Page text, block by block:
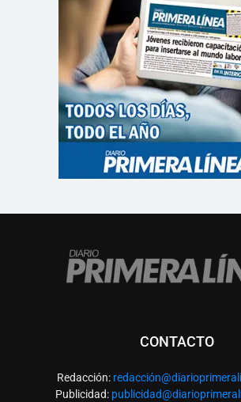
CONTACTO
Redacción: redacció
Publicidad: